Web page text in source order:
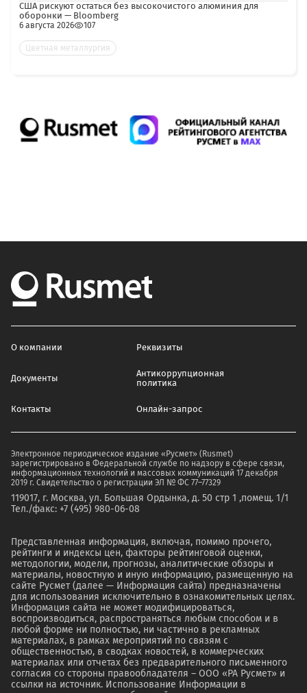
США рискуют остаться без высокочистого алюминия для
оборонки — Bloomberg
6 августа 2026 107
Цветная металлургия
О компании Реквизиты
Документы
Антикоррупционная
политика
Контакты Онлайн-запрос
Электронное периодическое издание «Русмет» (Rusmet)
зарегистрировано в Федеральной службе по надзору в сфере связи,
информационных технологий и массовых коммуникаций 17 декабря
2019 г. Свидетельство о регистрации ЭЛ № ФС 77–77329
119017, г. Москва, ул. Большая Ордынка, д. 50 стр 1 ,помещ. 1/1
Тел./факс: +7 (495) 980-06-08
Представленная информация, включая, помимо прочего,
рейтинги и индексы цен, факторы рейтинговой оценки,
методологии, модели, прогнозы, аналитические обзоры и
материалы, новостную и иную информацию, размещенную на
сайте Русмет (далее — Информация сайта) предназначены
для использования исключительно в ознакомительных целях.
Информация сайта не может модифицироваться,
воспроизводиться, распространяться любым способом и в
любой форме ни полностью, ни частично в рекламных
материалах, в рамках мероприятий по связям с
общественностью, в сводках новостей, в коммерческих
материалах или отчетах без предварительного письменного
согласия со стороны правообладателя – ООО «РА Русмет» и
ссылки на источник. Использование Информации в